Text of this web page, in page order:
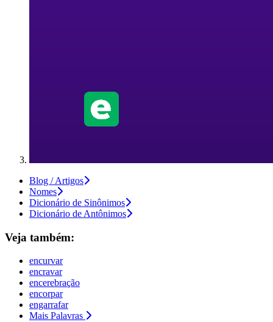
Blog / Artigos
Nomes
Dicionário de Sinônimos
Dicionário de Antônimos
Veja também:
encurvar
encravar
encerebração
encorpar
engarrafar
Mais Palavras